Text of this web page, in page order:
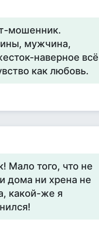
мошенник.
мужчина,
наверное всё
как любовь.
Мало того, что не
дома ни хрена не
какой-же я